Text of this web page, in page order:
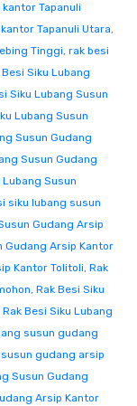
Tapanuli
Tapanuli Utara,
Tinggi, rak besi
Besi Siku Lubang
Siku Lubang Susun
Lubang Susun
Susun Gudang
Susun Gudang
Lubang Susun
siku lubang susun
Gudang Arsip
Gudang Arsip Kantor
Kantor Tolitoli, Rak
, Rak Besi Siku
Rak Besi Siku Lubang
susun gudang
gudang arsip
Susun Gudang
Arsip Kantor